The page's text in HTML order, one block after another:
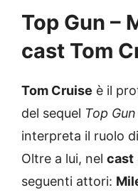
Top Gun –
cast Tom
Tom Cruise è il
del sequel Top
interpreta il ruolo
Oltre a lui, nel cast
seguenti attori: